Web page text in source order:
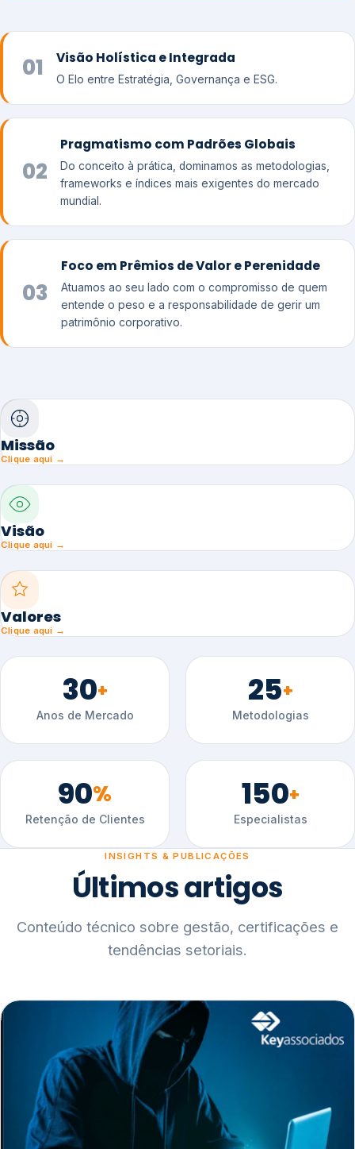
01 Visão Holística e Integrada
O Elo entre Estratégia, Governança e ESG.
02
Pragmatismo com Padrões Globais
Do conceito à prática, dominamos as metodologias,
frameworks e índices mais exigentes do mercado
mundial.
03
Foco em Prêmios de Valor e Perenidade
Atuamos ao seu lado com o compromisso de quem
entende o peso e a responsabilidade de gerir um
patrimônio corporativo.
Missão
Clique aqui →
Visão
Clique aqui →
Valores
Clique aqui →
30+
Anos de Mercado
25+
Metodologias
90%
Retenção de Clientes
150+
Especialistas
INSIGHTS & PUBLICAÇÕES
Últimos artigos
Conteúdo técnico sobre gestão, certificações e
tendências setoriais.